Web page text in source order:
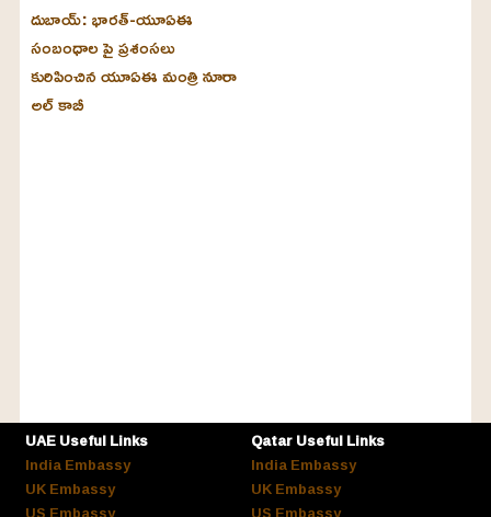
దుబాయ్‌: భారత్-యూఏఈ
సంబంధాల పై ప్రశంసలు
కురిపించిన యూఏఈ మంత్రి నూరా
అల్‌ కాబీ
UAE Useful Links
India Embassy
UK Embassy
Qatar Useful Links
India Embassy
UK Embassy